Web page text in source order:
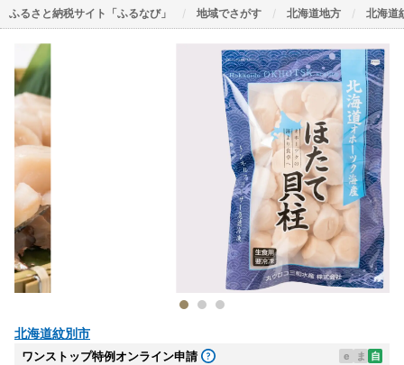
ふるさと納税サイト「ふるなび」 地域でさがす 北海道地方 北海道
北海道紋別市
ワンストップ特例オンライン申請 e ま 自